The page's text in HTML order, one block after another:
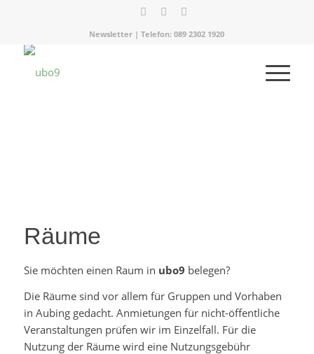
Newsletter | Telefon:089 2302 1920
Räume
Sie möchten einen Raum in ubo9 belegen?
Die Räume sind vor allem für Gruppen und Vorhaben
in Aubing gedacht. Anmietungen für nicht-öffentliche
Veranstaltungen prüfen wir im Einzelfall. Für die
Nutzung der Räume wird eine Nutzungsgebühr